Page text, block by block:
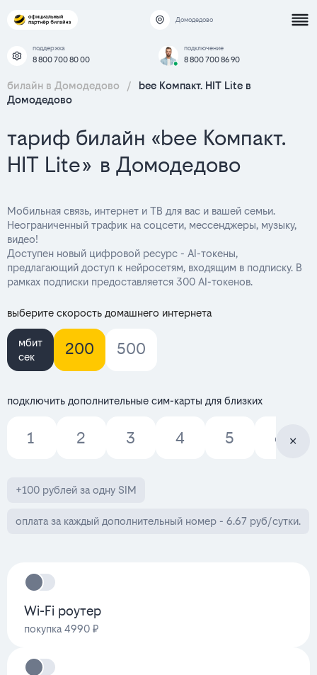
Домодедово
поддержка
8 800 700 80 00
подключение
8 800 700 86 90
билайн в Домодедово /
bee Компакт. HIT Lite в
Домодедово
тариф билайн «bee Компакт.
HIT Lite» в Домодедово
Мобильная связь, интернет и ТВ для вас и вашей семьи.
Неограниченный трафик на соцсети, мессенджеры, музыку,
видео!
Доступен новый цифровой ресурс - AI-токены,
предлагающий доступ к нейросетям, входящим в подписку. В
рамках подписки предоставляется 300 AI-токенов.
выберите скорость домашнего интернета
мбит
сек
200 500
подключить дополнительные сим-карты для близких
1 2 3 4 5 6
+100 рублей за одну SIM
оплата за каждый дополнительный номер - 6.67 руб/сутки.
Wi-Fi роутер
покупка 4990 ₽